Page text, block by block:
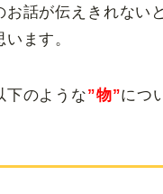
お話が伝えきれない
ます。
下のような”物”につ